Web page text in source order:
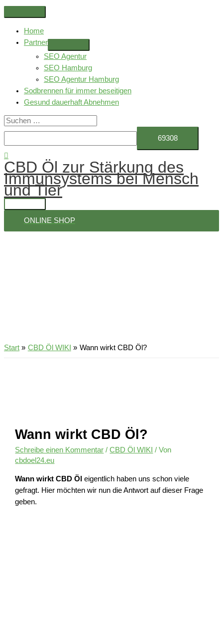
Zum
Inhalt
springen
Above
Header
Home
Partner
SEO Agentur
SEO Hamburg
SEO Agentur Hamburg
Sodbrennen für immer beseitigen
Gesund dauerhaft Abnehmen
Suchen
nach:
CBD Öl zur Stärkung des
Immunsystems bei Mensch
und Tier
Hauptmenü
ONLINE SHOP
Start CBD Öl WIKI Wann wirkt CBD Öl?
Wann wirkt CBD Öl?
Schreibe einen Kommentar /CBD Öl WIKI / Von
cbdoel24.eu
Wann wirkt CBD Öl eigentlich haben uns schon viele
gefragt. Hier möchten wir nun die Antwort auf dieser Frage
geben.